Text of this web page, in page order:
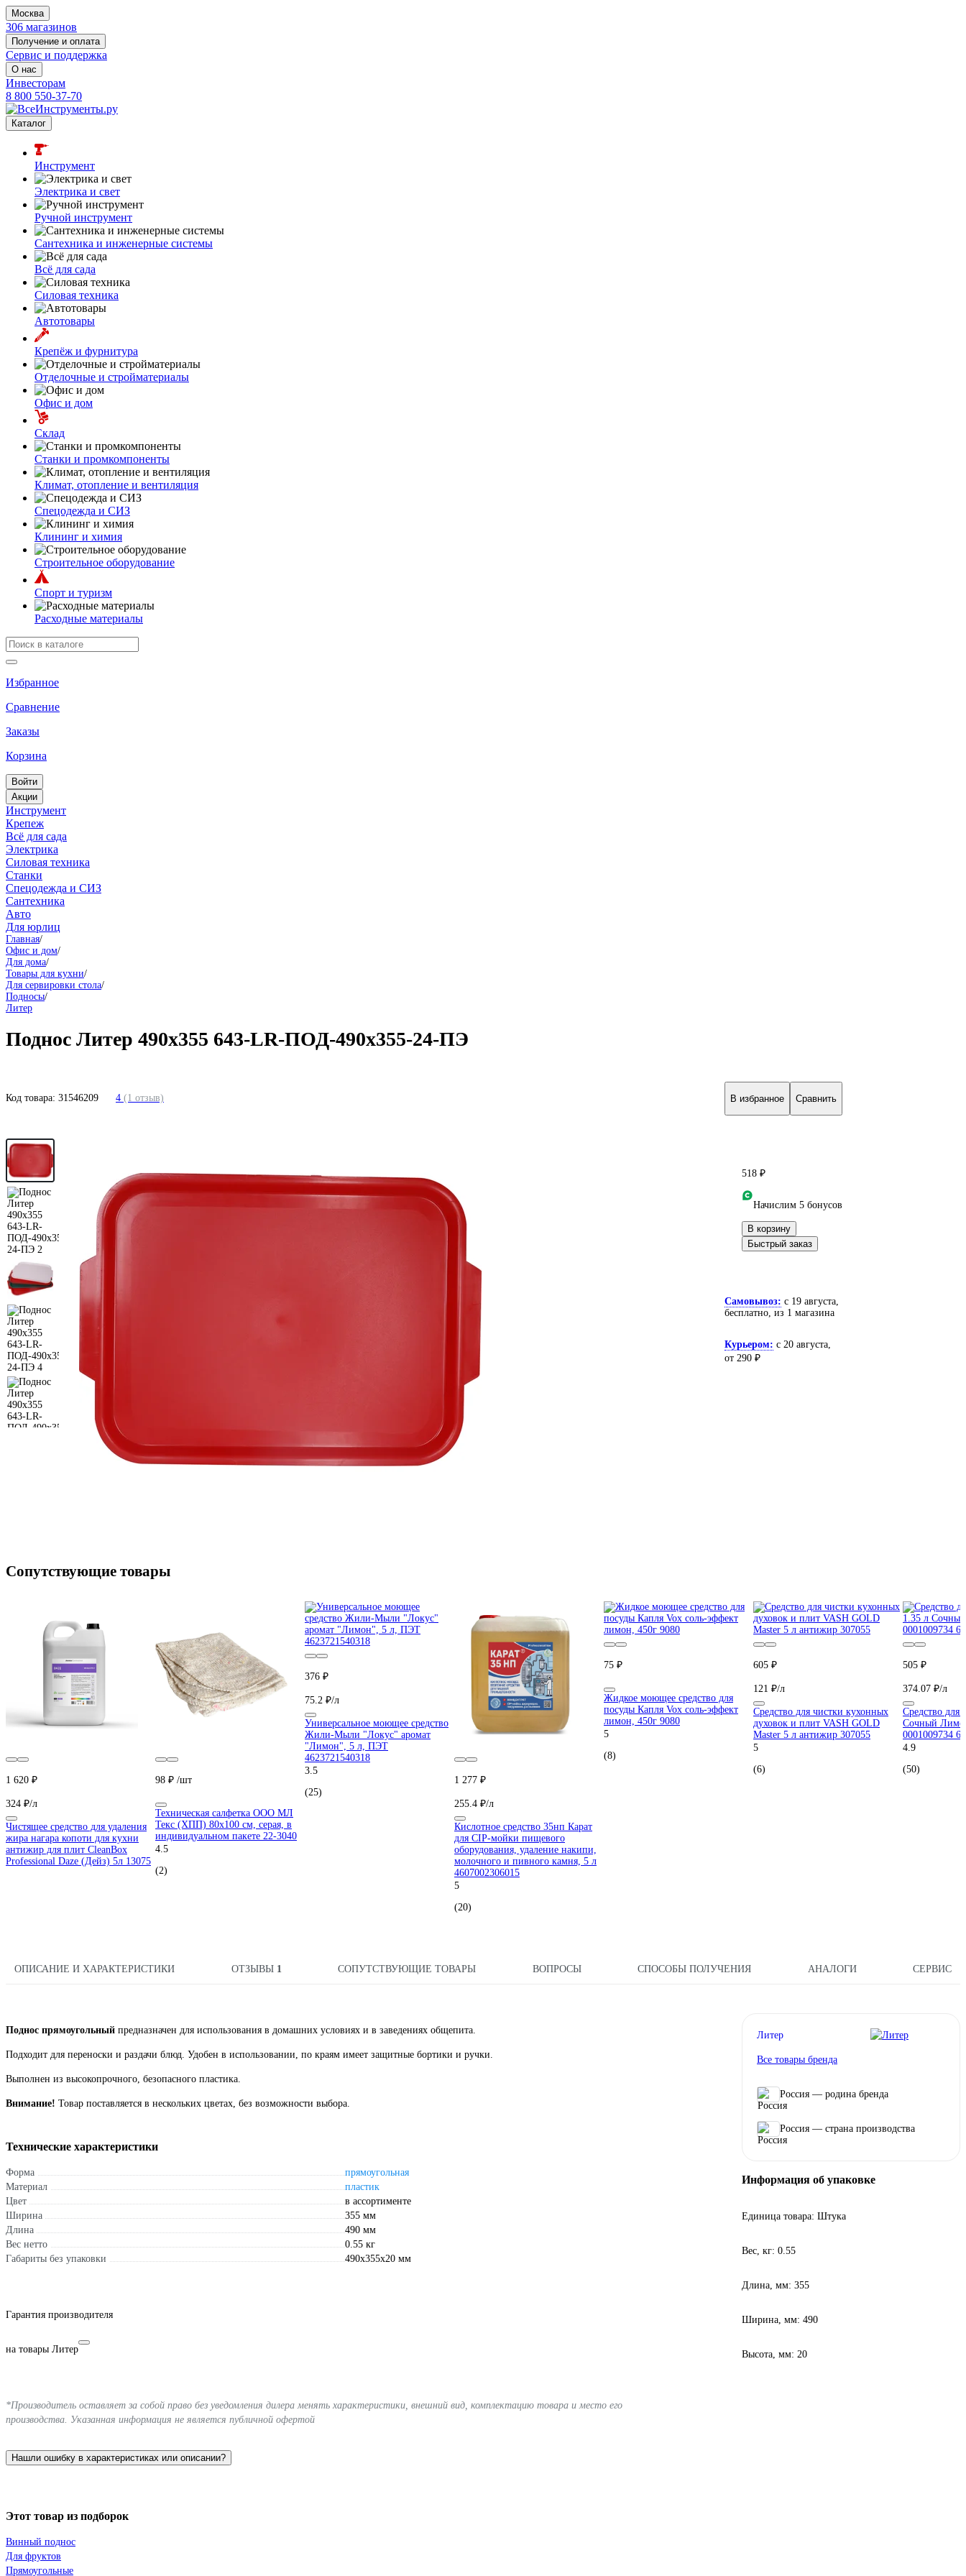
Москва
306 магазинов
Получение и оплата
Сервис и поддержка
О нас
Инвесторам
8 800 550-37-70
Каталог
Инструмент
Электрика и свет
Ручной инструмент
Сантехника и инженерные системы
Всё для сада
Силовая техника
Автотовары
Крепёж и фурнитура
Отделочные и стройматериалы
Офис и дом
Склад
Станки и промкомпоненты
Климат, отопление и вентиляция
Спецодежда и СИЗ
Клининг и химия
Строительное оборудование
Спорт и туризм
Расходные материалы
Избранное
Сравнение
Заказы
Корзина
Войти
Акции
Инструмент
Крепеж
Всё для сада
Электрика
Силовая техника
Станки
Спецодежда и СИЗ
Сантехника
Авто
Для юрлиц
Главная/
Офис и дом/
Для дома/
Товары для кухни/
Для сервировки стола/
Подносы/
Литер
Поднос Литер 490x355 643-LR-ПОД-490х355-24-ПЭ
Код товара: 31546209 4 (1 отзыв) В избранное Сравнить
518 ₽
Начислим 5 бонусов
В корзину
Быстрый заказ
Самовывоз: c 19 августа,
бесплатно, из 1 магазина
Курьером: c 20 августа,
от 290 ₽
Сопутствующие товары
1 620 ₽
324 ₽/л
Чистящее средство для удаления
жира нагара копоти для кухни
антижир для плит CleanBox
Professional Daze (Дейз) 5л 13075
98 ₽ /шт
Техническая салфетка ООО МЛ
Текс (ХПП) 80x100 см, серая, в
индивидуальном пакете 22-3040
4.5
(2)
376 ₽
75.2 ₽/л
Универсальное моющее средство
Жили-Мыли "Локус" аромат
"Лимон", 5 л, ПЭТ
4623721540318
3.5
(25)
1 277 ₽
255.4 ₽/л
Кислотное средство 35нп Карат
для CIP-мойки пищевого
оборудования, удаление накипи,
молочного и пивного камня, 5 л
4607002306015
5
(20)
75 ₽
Жидкое моющее средство для
посуды Капля Vox соль-эффект
лимон, 450г 9080
5
(8)
605 ₽
121 ₽/л
Средство для чистки кухонных
духовок и плит VASH GOLD
Master 5 л антижир 307055
5
(6)
505 ₽
374.07 ₽/л
Средство для
Сочный
0001009734
4.9
(50)
ОПИСАНИЕ И ХАРАКТЕРИСТИКИ ОТЗЫВЫ 1 СОПУТСТВУЮЩИЕ ТОВАРЫ ВОПРОСЫ СПОСОБЫ ПОЛУЧЕНИЯ АНАЛОГИ СЕРВИС
Поднос прямоугольный предназначен для использования в домашних условиях и в заведениях общепита.
Подходит для переноски и раздачи блюд. Удобен в использовании, по краям имеет защитные бортики и ручки.
Выполнен из высокопрочного, безопасного пластика.
Внимание! Товар поставляется в нескольких цветах, без возможности выбора.
Технические характеристики
Форма
прямоугольная
Материал
пластик
Цвет
в ассортименте
Ширина
355 мм
Длина
490 мм
Вес нетто
0.55 кг
Габариты без упаковки
490х355х20 мм
Гарантия производителя
на товары Литер
*Производитель оставляет за собой право без уведомления дилера менять характеристики, внешний вид, комплектацию товара и место его
производства. Указанная информация не является публичной офертой
Нашли ошибку в характеристиках или описании?
Литер
Все товары бренда
Россия — родина бренда
Россия — страна производства
Информация об упаковке
Единица товара: Штука
Вес, кг: 0.55
Длина, мм: 355
Ширина, мм: 490
Высота, мм: 20
Этот товар из подборок
Винный поднос
Для фруктов
Прямоугольные